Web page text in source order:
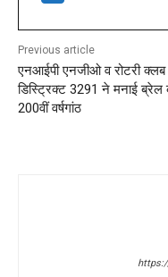
Previous article
एनआईपी एनजीओ व रोटरी क्लब
डिस्ट्रिक्ट 3291 ने मनाई ब्रेल
200वीं वर्षगांठ